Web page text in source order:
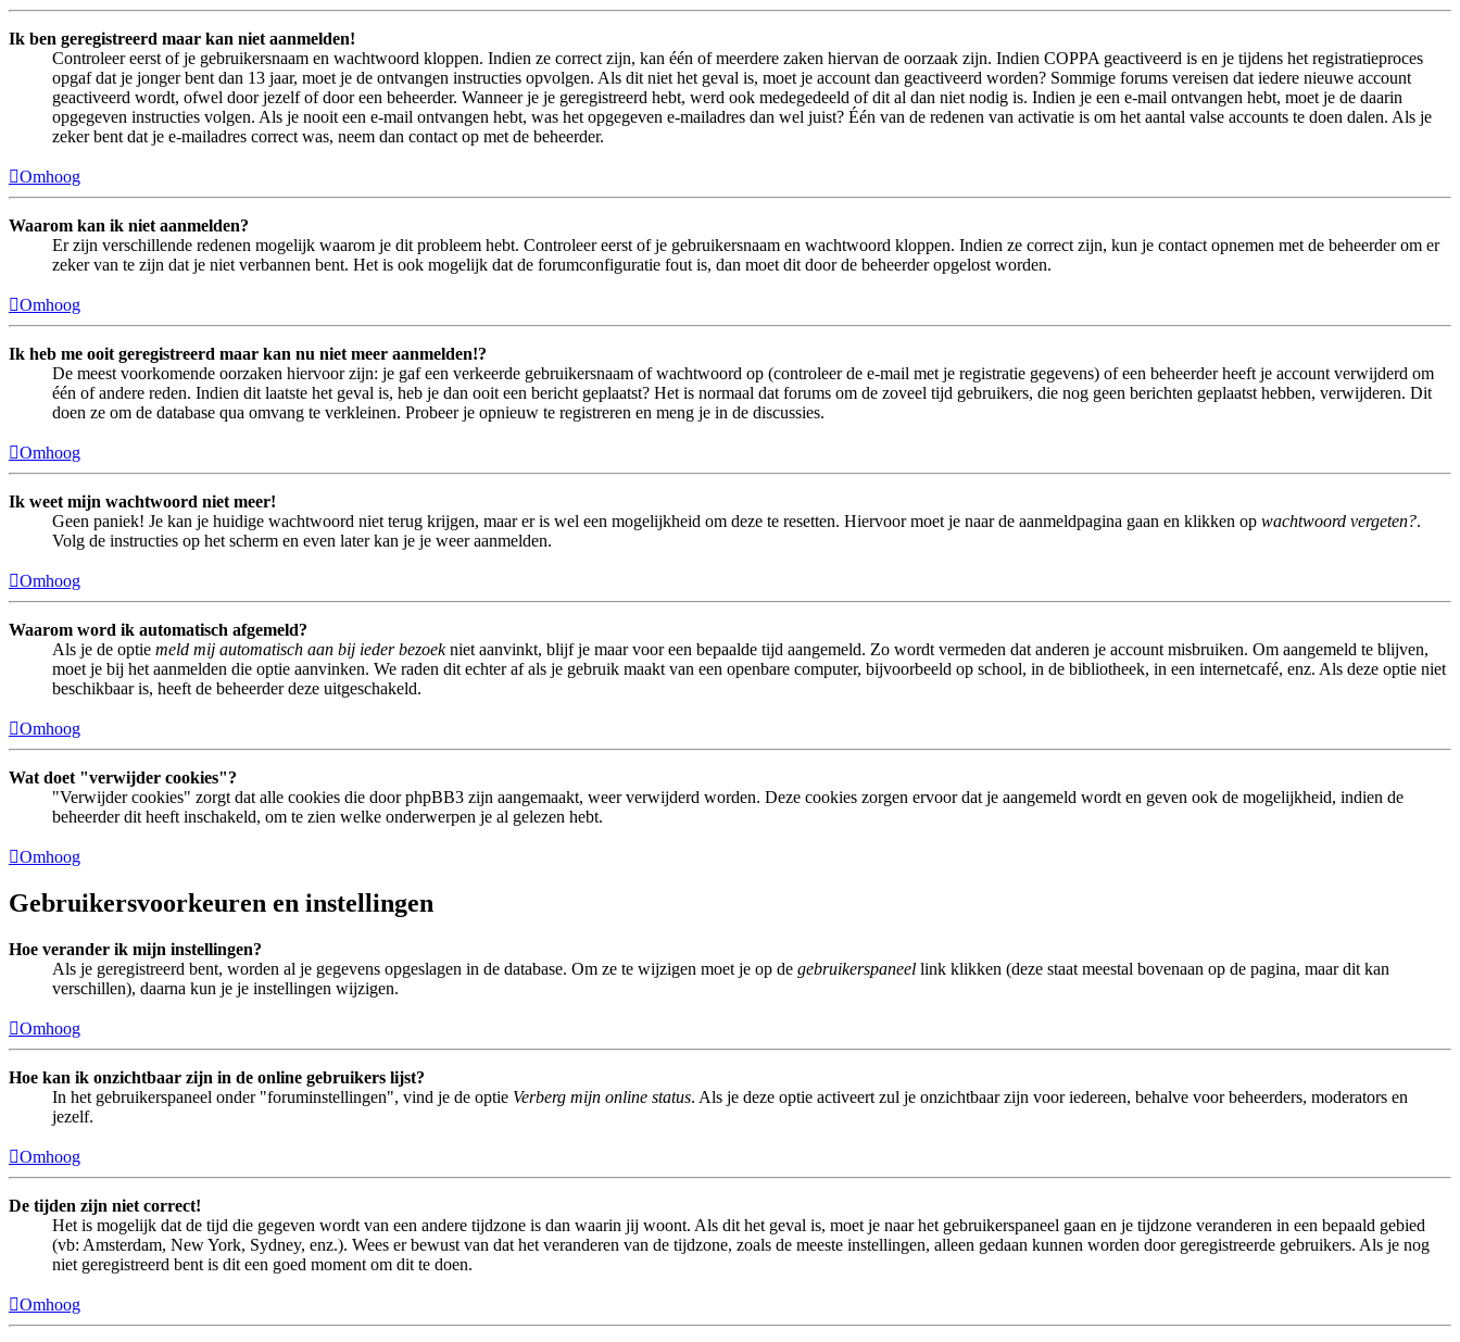
Ik ben geregistreerd maar kan niet aanmelden!
Controleer eerst of je gebruikersnaam en wachtwoord kloppen. Indien ze correct zijn, kan één of meerdere zaken hiervan de oorzaak zijn. Indien COPPA geactiveerd is en je tijdens het registratieproces
opgaf dat je jonger bent dan 13 jaar, moet je de ontvangen instructies opvolgen. Als dit niet het geval is, moet je account dan geactiveerd worden? Sommige forums vereisen dat iedere nieuwe account
geactiveerd wordt, ofwel door jezelf of door een beheerder. Wanneer je je geregistreerd hebt, werd ook medegedeeld of dit al dan niet nodig is. Indien je een e-mail ontvangen hebt, moet je de daarin
opgegeven instructies volgen. Als je nooit een e-mail ontvangen hebt, was het opgegeven e-mailadres dan wel juist? Één van de redenen van activatie is om het aantal valse accounts te doen dalen. Als je
zeker bent dat je e-mailadres correct was, neem dan contact op met de beheerder.
Omhoog
Waarom kan ik niet aanmelden?
Er zijn verschillende redenen mogelijk waarom je dit probleem hebt. Controleer eerst of je gebruikersnaam en wachtwoord kloppen. Indien ze correct zijn, kun je contact opnemen met de beheerder om er
zeker van te zijn dat je niet verbannen bent. Het is ook mogelijk dat de forumconfiguratie fout is, dan moet dit door de beheerder opgelost worden.
Omhoog
Ik heb me ooit geregistreerd maar kan nu niet meer aanmelden!?
De meest voorkomende oorzaken hiervoor zijn: je gaf een verkeerde gebruikersnaam of wachtwoord op (controleer de e-mail met je registratie gegevens) of een beheerder heeft je account verwijderd om
één of andere reden. Indien dit laatste het geval is, heb je dan ooit een bericht geplaatst? Het is normaal dat forums om de zoveel tijd gebruikers, die nog geen berichten geplaatst hebben, verwijderen. Dit
doen ze om de database qua omvang te verkleinen. Probeer je opnieuw te registreren en meng je in de discussies.
Omhoog
Ik weet mijn wachtwoord niet meer!
Geen paniek! Je kan je huidige wachtwoord niet terug krijgen, maar er is wel een mogelijkheid om deze te resetten. Hiervoor moet je naar de aanmeldpagina gaan en klikken op wachtwoord vergeten?.
Volg de instructies op het scherm en even later kan je je weer aanmelden.
Omhoog
Waarom word ik automatisch afgemeld?
Als je de optie meld mij automatisch aan bij ieder bezoekniet aanvinkt, blijf je maar voor een bepaalde tijd aangemeld. Zo wordt vermeden dat anderen je account misbruiken. Om aangemeld te blijven,
moet je bij het aanmelden die optie aanvinken. We raden dit echter af als je gebruik maakt van een openbare computer, bijvoorbeeld op school, in de bibliotheek, in een internetcafé, enz. Als deze optie niet
beschikbaar is, heeft de beheerder deze uitgeschakeld.
Omhoog
Wat doet "verwijder cookies"?
"Verwijder cookies" zorgt dat alle cookies die door phpBB3 zijn aangemaakt, weer verwijderd worden. Deze cookies zorgen ervoor dat je aangemeld wordt en geven ook de mogelijkheid, indien de
beheerder dit heeft inschakeld, om te zien welke onderwerpen je al gelezen hebt.
Omhoog
Gebruikersvoorkeuren en instellingen
Hoe verander ik mijn instellingen?
Als je geregistreerd bent, worden al je gegevens opgeslagen in de database. Om ze te wijzigen moet je op de gebruikerspaneel link klikken (deze staat meestal bovenaan op de pagina, maar dit kan
verschillen), daarna kun je je instellingen wijzigen.
Omhoog
Hoe kan ik onzichtbaar zijn in de online gebruikers lijst?
In het gebruikerspaneel onder "foruminstellingen", vind je de optie Verberg mijn online status. Als je deze optie activeert zul je onzichtbaar zijn voor iedereen, behalve voor beheerders, moderators en
jezelf.
Omhoog
De tijden zijn niet correct!
Het is mogelijk dat de tijd die gegeven wordt van een andere tijdzone is dan waarin jij woont. Als dit het geval is, moet je naar het gebruikerspaneel gaan en je tijdzone veranderen in een bepaald gebied
(vb: Amsterdam, New York, Sydney, enz.). Wees er bewust van dat het veranderen van de tijdzone, zoals de meeste instellingen, alleen gedaan kunnen worden door geregistreerde gebruikers. Als je nog
niet geregistreerd bent is dit een goed moment om dit te doen.
Omhoog